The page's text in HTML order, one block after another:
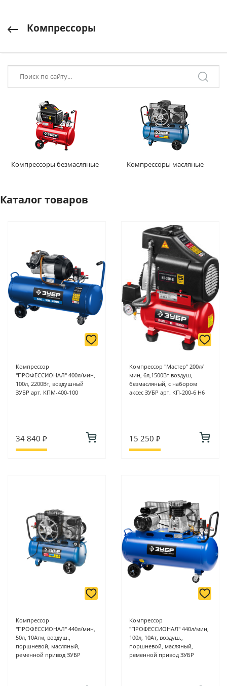
Компрессоры
Компрессоры безмасляные Компрессоры масляные
Каталог товаров
Компрессор
"ПРОФЕССИОНАЛ" 400л/мин,
100л, 2200Вт, воздушный
ЗУБР арт. КПМ-400-100
34 840 ₽
Компрессор "Мастер" 200л/
мин, 6л,1500Вт воздуш,
безмасляный, с набором
аксес ЗУБР арт. КП-200-6 Н6
15 250 ₽
Компрессор
"ПРОФЕССИОНАЛ" 440л/мин,
50л, 10Атм, воздуш.,
поршневой, масляный,
ременной привод ЗУБР
Компрессор
"ПРОФЕССИОНАЛ" 440л/мин,
100л, 10Ат, воздуш.,
поршневой, масляный,
ременной привод ЗУБР